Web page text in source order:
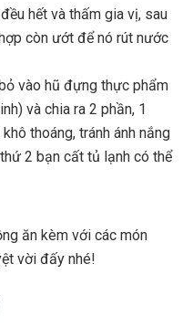
hết và thấm gia vị, sau
còn ướt để nó rút nước
vào hũ đựng thực phẩm
và chia ra 2 phần, 1
thoáng, tránh ánh nắng
2 bạn cất tủ lạnh có thể
ăn kèm với các món
vời đấy nhé!